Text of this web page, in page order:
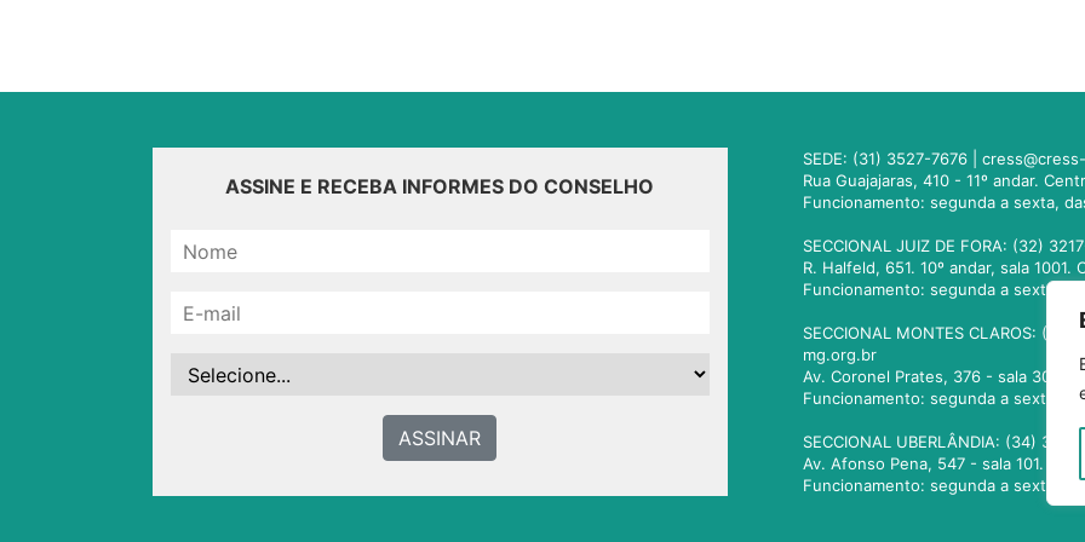
ASSINE E RECEBA INFORMES DO CONSELHO
ASSINAR
SEDE: (31) 3527-7676 |
Rua Guajajaras, 410 - 11º andar.
Funcionamento: segunda a sexta,
SECCIONAL JUIZ DE FORA: (32)
R. Halfeld, 651. 10º andar, sala
Funcionamento: segunda a sexta,
SECCIONAL MONTES CLAROS:
mg.org.br
Av. Coronel Prates, 376 - sala 301.
Funcionamento: segunda a sexta,
SECCIONAL UBERLÂNDIA: (34)
Av. Afonso Pena, 547 - sala 101.
Funcionamento: segunda a sexta,